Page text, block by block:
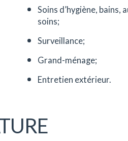
Soins d’hygiène, bains,
soins;
Surveillance;
Grand-ménage;
Entretien extérieur.